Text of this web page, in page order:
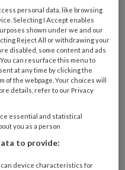
de
het
voor e-mails
personal data, like browsing
Selecting I Accept enables
shown under we and our
Reject All or withdrawing your
disabled, some content and ads
can resurface this menu to
at any time by clicking the
of the webpage. Your choices will
details, refer to our Privacy
essential and statistical
you as a person
to provide:
device characteristics for